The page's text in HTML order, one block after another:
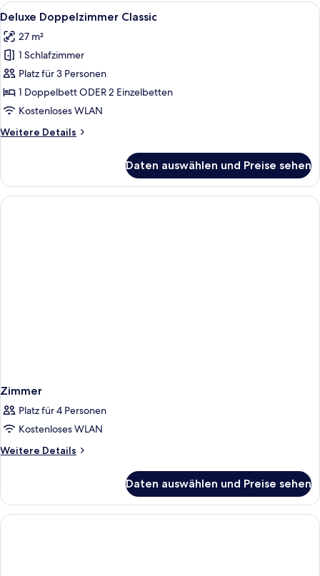
Alle
Fotos
für
Deluxe
Doppelzimmer
Classic
anzeigen
Ein Hotelzimmer mit einem
5
Deluxe Doppelzimmer Classic
27 m²
1 Schlafzimmer
Platz für 3 Personen
1 Doppelbett ODER 2 Einzelbetten
Kostenloses WLAN
Weitere Details
Weitere
Doppelzimmer
Classic
Daten auswählen und Preise sehen
Zimmer
Platz für 4 Personen
Kostenloses WLAN
Weitere Details
Weitere
Daten auswählen und Preise sehen